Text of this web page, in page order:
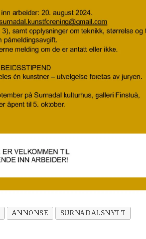
ANNONSE SURNADALSNYTT